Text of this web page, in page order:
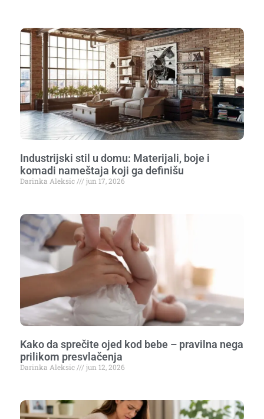
Industrijski stil u domu: Materijali, boje i
komadi nameštaja koji ga definišu
Darinka Aleksic jun 17, 2026
Kako da sprečite ojed kod bebe – pravilna nega
prilikom presvlačenja
Darinka Aleksic jun 12, 2026